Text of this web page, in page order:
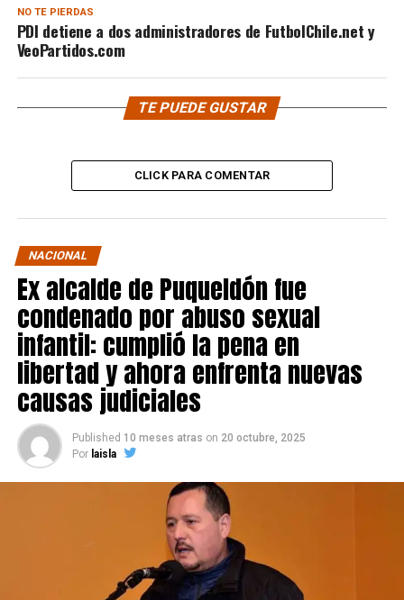
NO TE PIERDAS
PDI detiene a dos administradores de FutbolChile.net y
VeoPartidos.com
TE PUEDE GUSTAR
CLICK PARA COMENTAR
NACIONAL
Ex alcalde de Puqueldón fue
condenado por abuso sexual
infantil: cumplió la pena en
libertad y ahora enfrenta nuevas
causas judiciales
Published 10 meses atras on 20 octubre, 2025
Por laisla